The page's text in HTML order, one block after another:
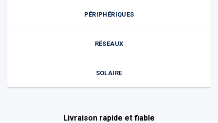
PÉRIPHÉRIQUES
RÉSEAUX
SOLAIRE
Livraison rapide et fiable